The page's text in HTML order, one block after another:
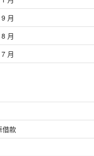
月
月
月
借款